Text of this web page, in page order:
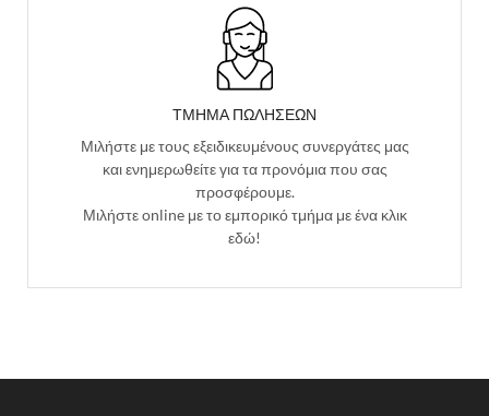
ΤΜΗΜΑ ΠΩΛΗΣΕΩΝ
Μιλήστε με τους εξειδικευμένους συνεργάτες μας
και ενημερωθείτε για τα προνόμια που σας
προσφέρουμε.
Μιλήστε online με το εμπορικό τμήμα με ένα κλικ
εδώ!